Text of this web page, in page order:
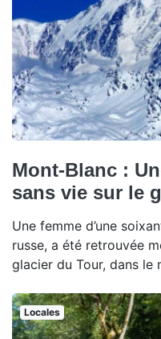
Mont-Blanc :
sans vie sur le
Une femme d’une
russe, a été retrouvée
glacier du Tour, dans le
Locales